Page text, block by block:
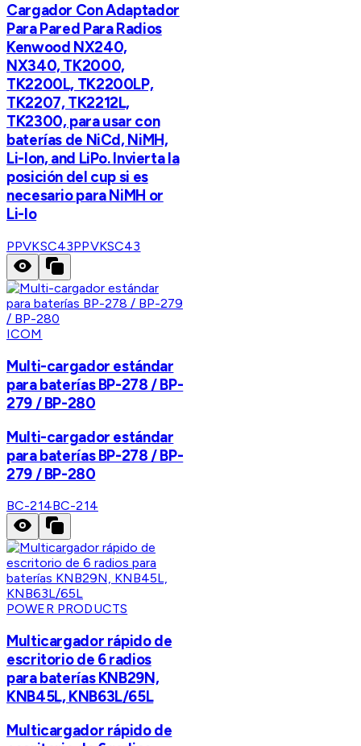
Cargador Con Adaptador
Para Pared Para Radios
Kenwood NX240,
NX340, TK2000,
TK2200L, TK2200LP,
TK2207, TK2212L,
TK2300, para usar con
baterías de NiCd, NiMH,
Li-Ion, and LiPo. Invierta la
posición del cup si es
necesario para NiMH or
Li-Io
PPVKSC43PPVKSC43
ICOM
Multi-cargador estándar
para baterías BP-278 / BP-
279 / BP-280
Multi-cargador estándar
para baterías BP-278 / BP-
279 / BP-280
BC-214BC-214
POWER PRODUCTS
Multicargador rápido de
escritorio de 6 radios
para baterías KNB29N,
KNB45L, KNB63L/65L
Multicargador rápido de